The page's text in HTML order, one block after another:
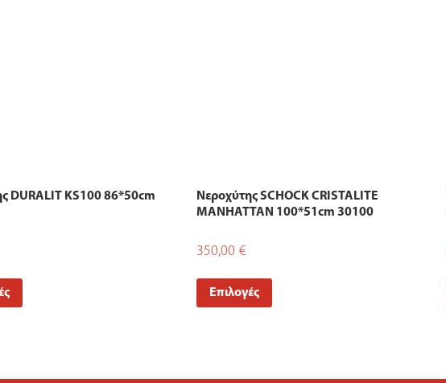
DURALIT KS100 86*50cm
Νεροχύτης SCHOCK CRISTALITE
MANHATTAN 100*51cm 30100
350,00 €
Επιλογές